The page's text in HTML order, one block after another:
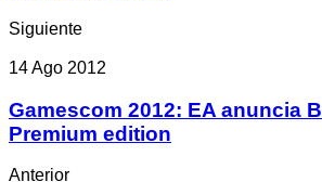
Siguiente
14 Ago 2012
Gamescom 2012: EA anuncia
Premium edition
Anterior